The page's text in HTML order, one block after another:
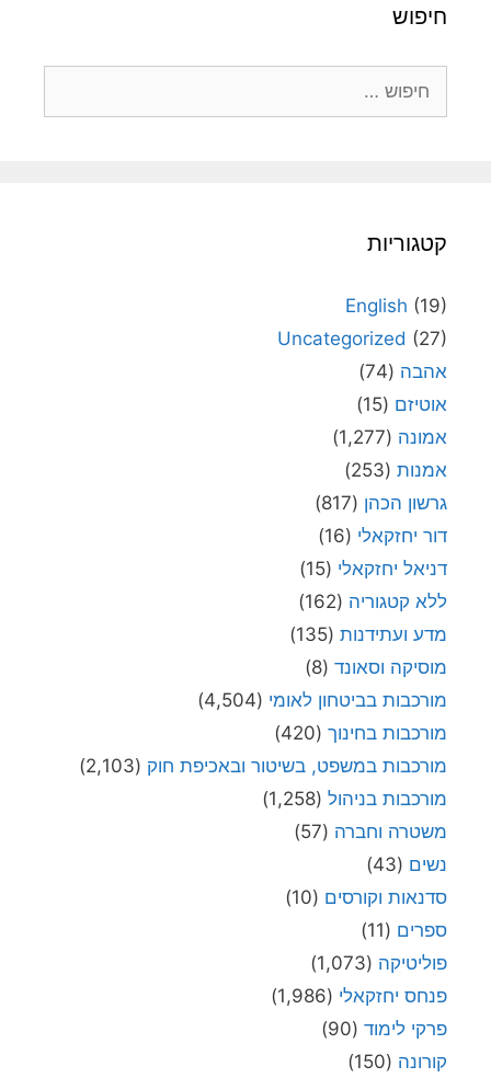
חיפוש
קטגוריות
English (19)
Uncategorized (27)
אהבה (74)
אוטיזם (15)
אמונה (1,277)
אמנות (253)
גרשון הכהן (817)
דור יחזקאלי (16)
דניאל יחזקאלי (15)
ללא קטגוריה (162)
מדע ועתידנות (135)
מוסיקה וסאונד (8)
מורכבות בביטחון לאומי (4,504)
מורכבות בחינוך (420)
מורכבות במשפט, בשיטור ובאכיפת חוק (2,103)
מורכבות בניהול (1,258)
משטרה וחברה (57)
נשים (43)
סדנאות וקורסים (10)
ספרים (11)
פוליטיקה (1,073)
פנחס יחזקאלי (1,986)
פרקי לימוד (90)
קורונה (150)